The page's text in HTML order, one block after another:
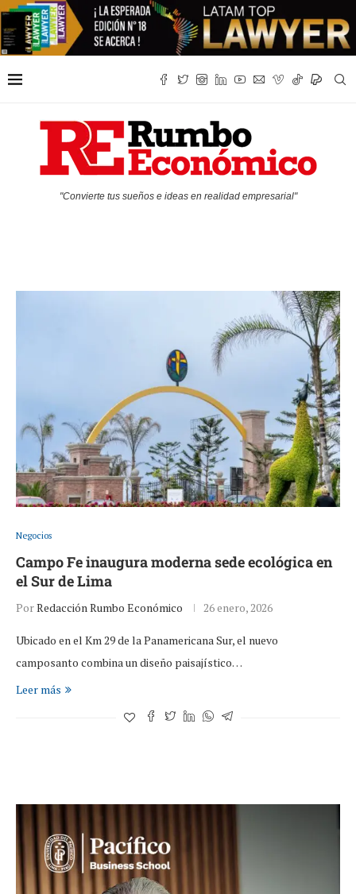
"Convierte tus sueños e ideas en realidad empresarial"
Negocios
Campo Fe inaugura moderna sede ecológica en
el Sur de Lima
PorRedacción Rumbo Económico 26 enero, 2026
Ubicado en el Km 29 de la Panamericana Sur, el nuevo
camposanto combina un diseño paisajístico…
Leer más